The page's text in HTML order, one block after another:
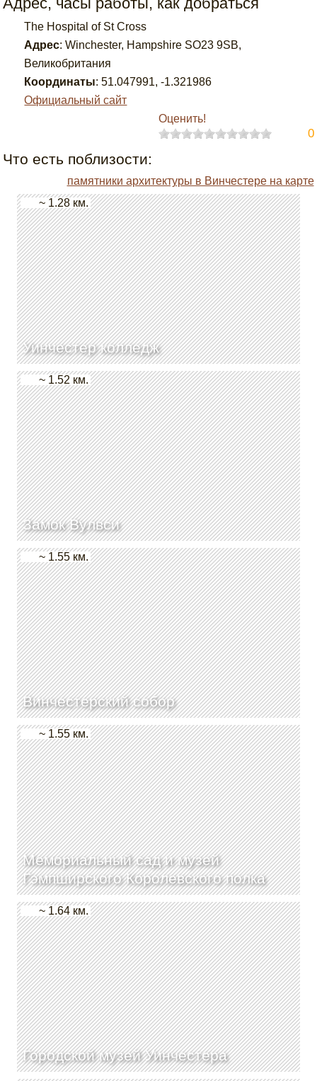
The Hospital of St Cross
Адрес:Winchester, Hampshire SO23 9SB,
Великобритания
Координаты: 51.047991,-1.321986
Официальный сайт
Оценить!
0
Что есть поблизости:
памятники архитектуры в Винчестере на карте
Уинчестер колледж
~ 1.28 км.
Замок Вулвси
~ 1.52 км.
Винчестерский собор
~ 1.55 км.
Мемориальный сад и музей
Гэмпширского Королевского полка
~ 1.55 км.
Городской музей Уинчестера
~ 1.64 км.